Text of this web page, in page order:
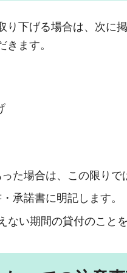
り下げる場合は、次に
ます。
た場合は、この限りで
承諾書に明記します。
い期間の貸付のことを